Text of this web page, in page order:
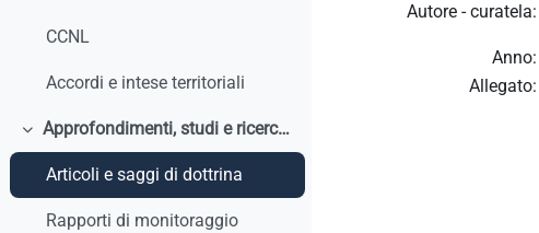
CCNL
Accordi e intese territoriali
Colapsar
Approfondimenti, studi e ricerche
Articoli e saggi di dottrina
Rapporti di monitoraggio
Autore - curatela:
Anno:
Allegato: